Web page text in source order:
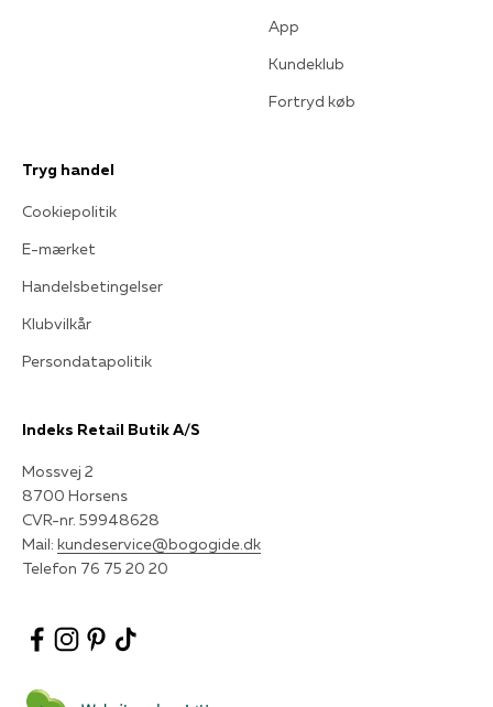
App
Kundeklub
Fortryd køb
Tryg handel
Cookiepolitik
E-mærket
Handelsbetingelser
Klubvilkår
Persondatapolitik
Indeks Retail Butik A/S
Mossvej 2
8700 Horsens
CVR-nr. 59948628
Mail: kundeservice@bogogide.dk
Telefon 76 75 20 20